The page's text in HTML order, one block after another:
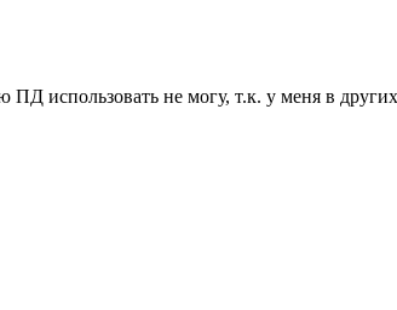
использовать не могу, т.к. у меня в